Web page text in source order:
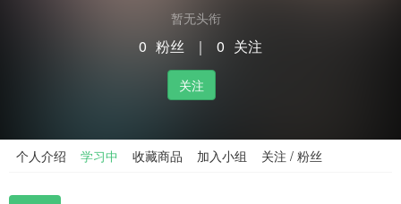
暂无头衔
0 粉丝 ｜ 0 关注
关注
个人介绍 学习中 收藏商品 加入小组 关注 / 粉丝